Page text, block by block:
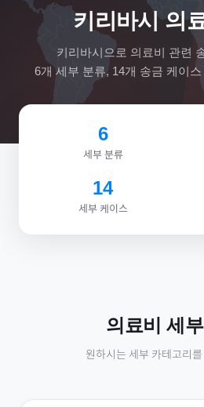
키리바시 의
키리바시 으로 의료비 관련
6개 세부 분류, 14개 송금 케이
6
세부 분류
14
세부 케이스
의료비 세
원하시는 세부 카테고리